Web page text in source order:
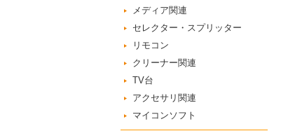
メディア関連
セレクター・スプリッター
リモコン
クリーナー関連
TV台
アクセサリ関連
マイコンソフト